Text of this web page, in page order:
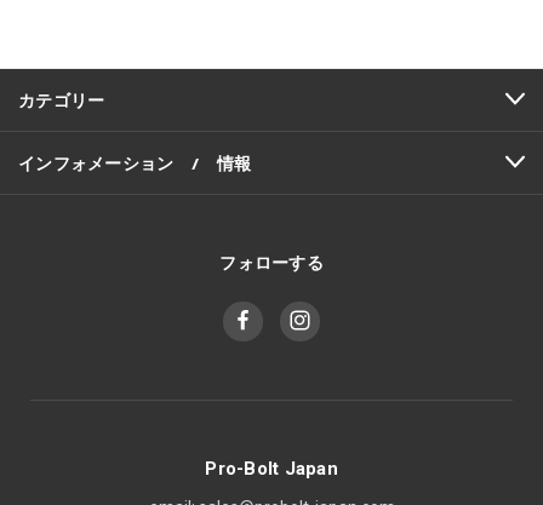
カテゴリー
インフォメーション / 情報
フォローする
Pro-Bolt Japan